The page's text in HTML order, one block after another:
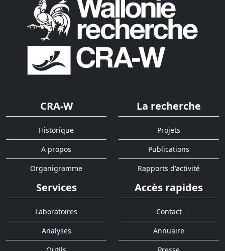
CRA-W
Historique
A propos
Organigramme
La recherche
Projets
Publications
Rapports d'activité
Services
Laboratoires
Analyses
Accès rapides
Contact
Annuaire